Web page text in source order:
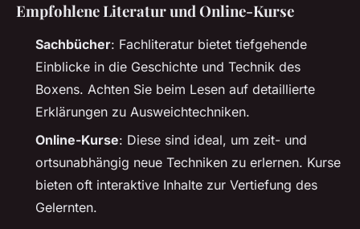
Empfohlene Literatur und Online-Kurse
Sachbücher: Fachliteratur bietet tiefgehende
Einblicke in die Geschichte und Technik des
Boxens. Achten Sie beim Lesen auf detaillierte
Erklärungen zu Ausweichtechniken.
Online-Kurse: Diese sind ideal, um zeit- und
ortsunabhängig neue Techniken zu erlernen. Kurse
bieten oft interaktive Inhalte zur Vertiefung des
Gelernten.